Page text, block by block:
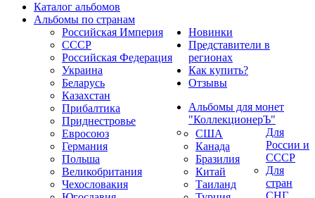
Каталог альбомов
Альбомы по странам
Российская Империя
СССР
Российская Федерация
Украина
Беларусь
Казахстан
Прибалтика
Приднестровье
Евросоюз
Германия
Польша
Великобритания
Чехословакия
США
Канада
Бразилия
Китай
Таиланд
Новинки
Представители в
регионах
Как купить?
Отзывы
Альбомы для монет
"КоллекционерЪ"
Для
России и
СССР
Для
стран
СНГ